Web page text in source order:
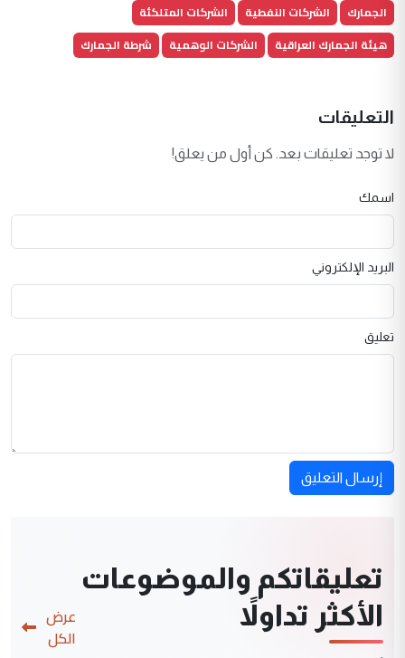
الجمارك الشركات النفطية
الشركات المتلكئة
هيئة الجمارك العراقية
الشركات الوهمية شرطة الجمارك
التعليقات
لا توجد تعليقات بعد. كن أول من يعلق!
اسمك
البريد الإلكتروني
تعليق
إرسال التعليق
تعليقاتكم والموضوعات
الأكثر تداولاً
عرض
الكل